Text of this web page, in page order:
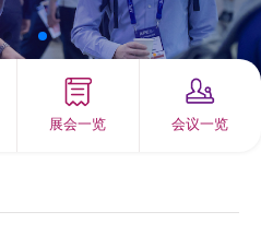
展会一览 会议一览